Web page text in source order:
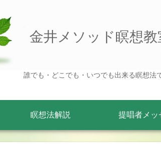
金井メソッド瞑想教
誰でも・どこでも・いつでも出来る瞑想法
瞑想法解説 提唱者メッ